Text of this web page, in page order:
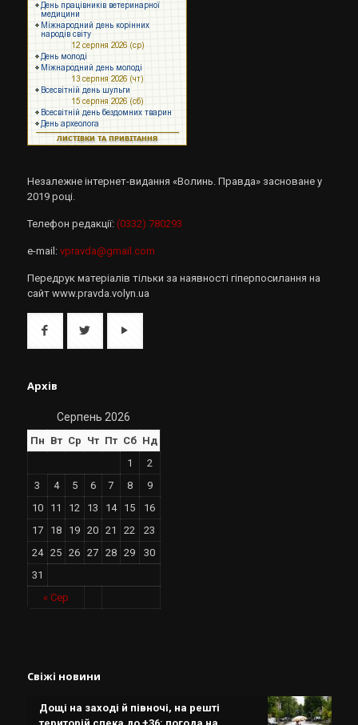
Незалежне інтернет-видання «Волинь. Правда» засноване у
2019 році.
Телефон редакції: (0332) 780293
e-mail: vpravda@gmail.com
Передрук матеріалів тільки за наявності гіперпосилання на
сайт www.pravda.volyn.ua
Архів
Серпень 2026
Пн Вт Ср Чт Пт Сб Нд
« Сер
1
2
3
4 5 6 7 8
9
10
11 12 13 14 15
16
17
18 19 20 21 22
23
24
25 26 27 28 29
30
31
Свіжі новини
Дощі на заході й півночі, на решті